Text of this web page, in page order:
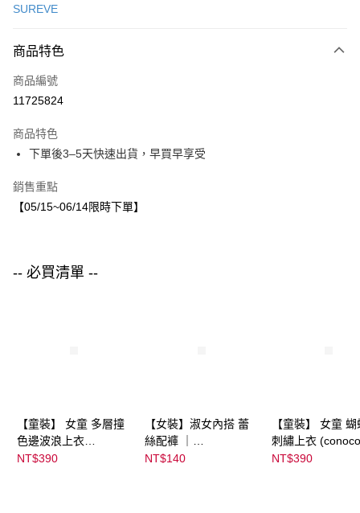
Apple Pay
街口支付
運送方式
每筆NT$80，滿NT$1,500(含以上)免運費
宅配
SUREVE
商品特色
商品編號
11725824
商品特色
下單後3–5天快速出貨，早買早享受
銷售重點
【05/15~06/14限時下單】
-- 必買清單 --
【童裝】 女童 多層撞
色邊波浪上衣
(futafuta) ｜
NT$390
【女裝】淑女內搭 蕾
絲配褲 ｜
04303C05372000002
NT$140
【童裝】 女童
刺繡上衣
NT$390